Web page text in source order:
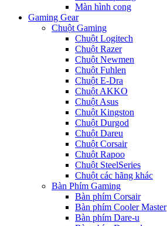
Màn hình cong
Gaming Gear
Chuột Gaming
Chuột Logitech
Chuột Razer
Chuột Newmen
Chuột Fuhlen
Chuột E-Dra
Chuột AKKO
Chuột Asus
Chuột Kingston
Chuột Durgod
Chuột Dareu
Chuột Corsair
Chuột Rapoo
Chuột SteelSeries
Chuột các hãng khác
Bàn Phím Gaming
Bàn phím Corsair
Bàn phím Cooler Master
Bàn phím Dare-u